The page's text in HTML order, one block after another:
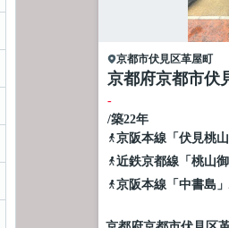
京都市伏見区革屋町
京都府京都市伏
-
/築22年
京阪本線「 伏見桃山
近鉄京都線「 桃山
京阪本線「 中書島